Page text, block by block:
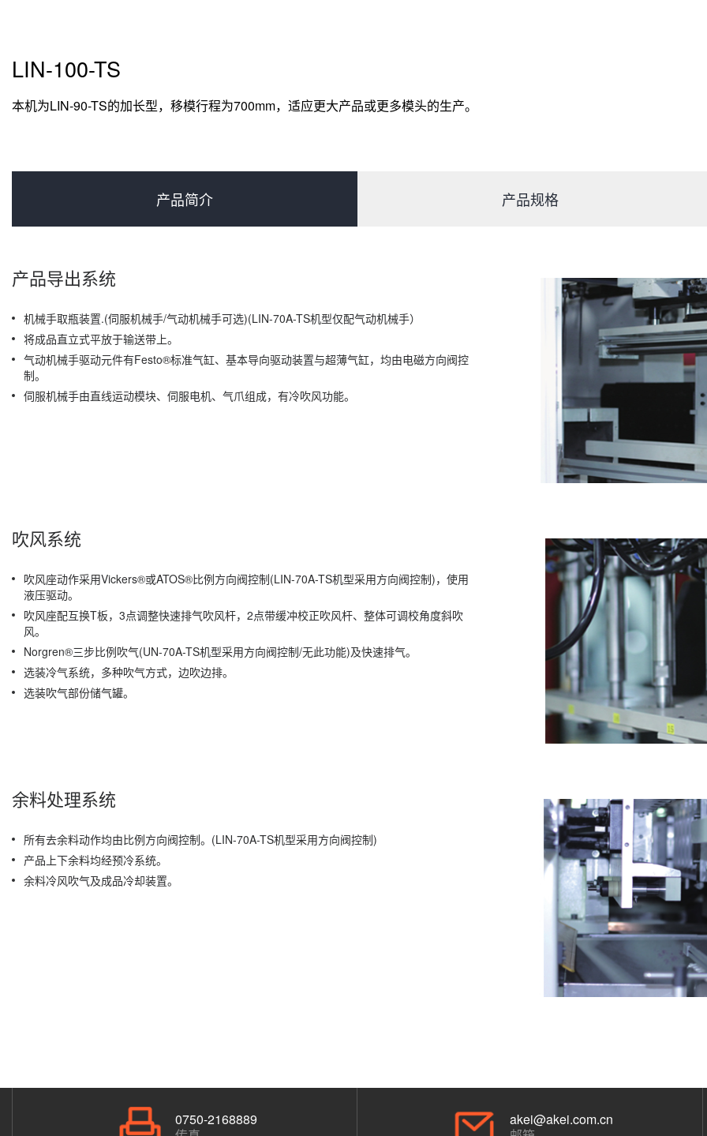
LIN-100-TS
本机为LIN-90-TS的加长型，移模行程为700mm，适应更大产品或更多模头的生产。
产品简介 产品规格
产品导出系统
机械手取瓶装置.(伺服机械手/气动机械手可选)(LIN-70A-TS机型仅配气动机械手）
将成品直立式平放于输送带上。
气动机械手驱动元件有Festo®标准气缸、基本导向驱动装置与超薄气缸，均由电磁方向阀控
制。
伺服机械手由直线运动模块、伺服电机、气爪组成，有冷吹风功能。
吹风系统
吹风座动作采用Vickers®或ATOS®比例方向阀控制(LIN-70A-TS机型采用方向阀控制)，使用
液压驱动。
吹风座配互换T板，3点调整快速排气吹风杆，2点带缓冲校正吹风杆、整体可调校角度斜吹
风。
Norgren®三步比例吹气(UN-70A-TS机型采用方向阀控制/无此功能)及快速排气。
选装冷气系统，多种吹气方式，边吹边排。
选装吹气部份储气罐。
余料处理系统
所有去余料动作均由比例方向阀控制。(LIN-70A-TS机型采用方向阀控制)
产品上下余料均经预冷系统。
余料冷风吹气及成品冷却装置。
0750-2168889
akei@akei.com.cn